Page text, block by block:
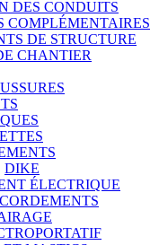
DES CONDUITS
COMPLÉMENTAIRES
DE STRUCTURE
CHANTIER
DIKE
ÉLECTRIQUE